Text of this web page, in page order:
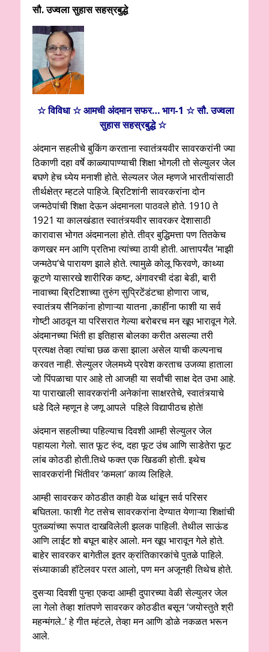
सौ. उज्वला सुहास सहस्रबुद्धे
☆ विविधा ☆ आमची‌ अंदमान सफर… भाग-1 ☆ सौ. उज्वला
सुहास सहस्रबुद्धे ☆
अंदमान सहलीचे बुकिंग करताना स्वातंत्र्यवीर सावरकरांनी ज्या
ठिकाणी दहा वर्षे काळ्यापाण्याची शिक्षा भोगली तो सेल्युलर जेल
बघणे हेच ध्येय मनाशी होते. सेल्यलर जेल म्हणजे भारतीयांसाठी
तीर्थक्षेत्र म्हटले पाहिजे. ब्रिटिशांनी सावरकरांना दोन
जन्मठेपांची शिक्षा देऊन अंदमानला पाठवले होते. 1910 ते
1921 या कालखंडात स्वातंत्र्यवीर सावरकर देशासाठी
कारावास भोगत अंदमानला होते. तीव्र बुद्धिमत्ता पण तितकेच
कणखर मन आणि प्रतिभा त्यांच्या ठायी होती. आत्तापर्यंत ‘माझी
जन्मठेप’चे पारायण झाले होते. त्यामुळे कोलू फिरवणे, काथ्या
कूटणे यासारखे शारीरिक कष्ट, अंगावरची दंडा बेडी, बारी
नावाच्या ब्रिटिशाच्या तुरुंग सुप्रिटेंडंटचा होणारा जाच,
स्वातंत्र्य सैनिकांना होणाऱ्या यातना ,काहींना फाशी या सर्व
गोष्टी आठवून या परिसरात गेल्या बरोबरच मन खूप भारावून गेले.
अंदमानच्या भिंती हा इतिहास बोलका करीत असल्या तरी
प्रत्यक्ष तेव्हा त्यांचा छळ कसा झाला असेल याची कल्पनाच
करवत नाही. सेल्युलर जेलमध्ये प्रवेश करताच उजव्या हाताला
जो पिंपळाचा पार आहे तो आजही या सर्वांची साक्ष देत उभा आहे.
या पाराखाली सावरकरांनी अनेकांना साक्षरतेचे, स्वातंत्र्याचे
धडे दिले म्हणून हे जणू आपले पहिले विद्यापीठच होते!
अंदमान सहलीच्या पहिल्याच दिवशी आम्ही सेल्युलर जेल
पहायला गेलो. सात फूट रुंद, दहा फूट उंच आणि साडेतेरा फूट
लांब कोठडी होती.तिथे फक्त एक खिडकी होती. इथेच
सावरकरांनी भिंतीवर ‘कमला’ काव्य लिहिले.
आम्ही सावरकर कोठडीत काही वेळ थांबून सर्व परिसर
बघितला. फाशी गेट तसेच सावरकरांना देण्यात येणाऱ्या शिक्षांची
पुतळ्यांच्या रूपात दाखविलेली झलक पाहिली. तेथील साऊंड
आणि लाईट शो बघून बाहेर आलो. मन खूप भारावून गेले होते.
बाहेर सावरकर बागेतील इतर क्रांतिकारकांचे पुतळे पाहिले.
संध्याकाळी हॉटेलवर परत आलो, पण मन अजूनही तिथेच होते.
दुसऱ्या दिवशी पुन्हा एकदा आम्ही दुपारच्या वेळी सेल्युलर जेल
ला गेलो तेव्हा शांतपणे सावरकर कोठडीत बसून ‘जयोस्तुते श्री
महन्मंगले..’ हे गीत म्हंटले, तेव्हा मन आणि डोळे नकळत भरून
आले.